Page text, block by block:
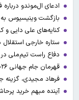
ادعای ال‌‍موندو درباره فینال جام
بازگشت وینیسیوس به
کنایه‌های علی دایی و
ستاره خارجی استقلال
دفاع راست تیم‌ملی
قهرمان جام جهانی ۲۰۲۶ از نگاه هوش مصنوعی / آرژانتین یا اسپانیا؟
فرهاد مجیدی، گزینه
آینده مبهم خرید